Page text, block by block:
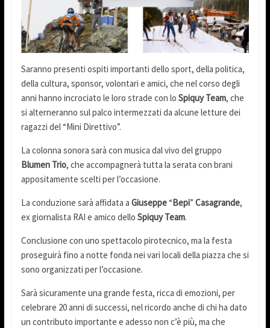
Saranno presenti ospiti importanti dello sport, della politica,
della cultura, sponsor, volontari e amici, che nel corso degli
anni hanno incrociato le loro strade con lo Spiquy Team, che
si alterneranno sul palco intermezzati da alcune letture dei
ragazzi del “Mini Direttivo”.
La colonna sonora sarà con musica dal vivo del gruppo
Blumen Trio, che accompagnerà tutta la serata con brani
appositamente scelti per l’occasione.
La conduzione sarà affidata a Giuseppe“Bepi” Casagrande,
ex giornalista RAI e amico dello Spiquy Team.
Conclusione con uno spettacolo pirotecnico, ma la festa
proseguirà fino a notte fonda nei vari locali della piazza che si
sono organizzati per l’occasione.
Sarà sicuramente una grande festa, ricca di emozioni, per
celebrare 20 anni di successi, nel ricordo anche di chi ha dato
un contributo importante e adesso non c’è più, ma che